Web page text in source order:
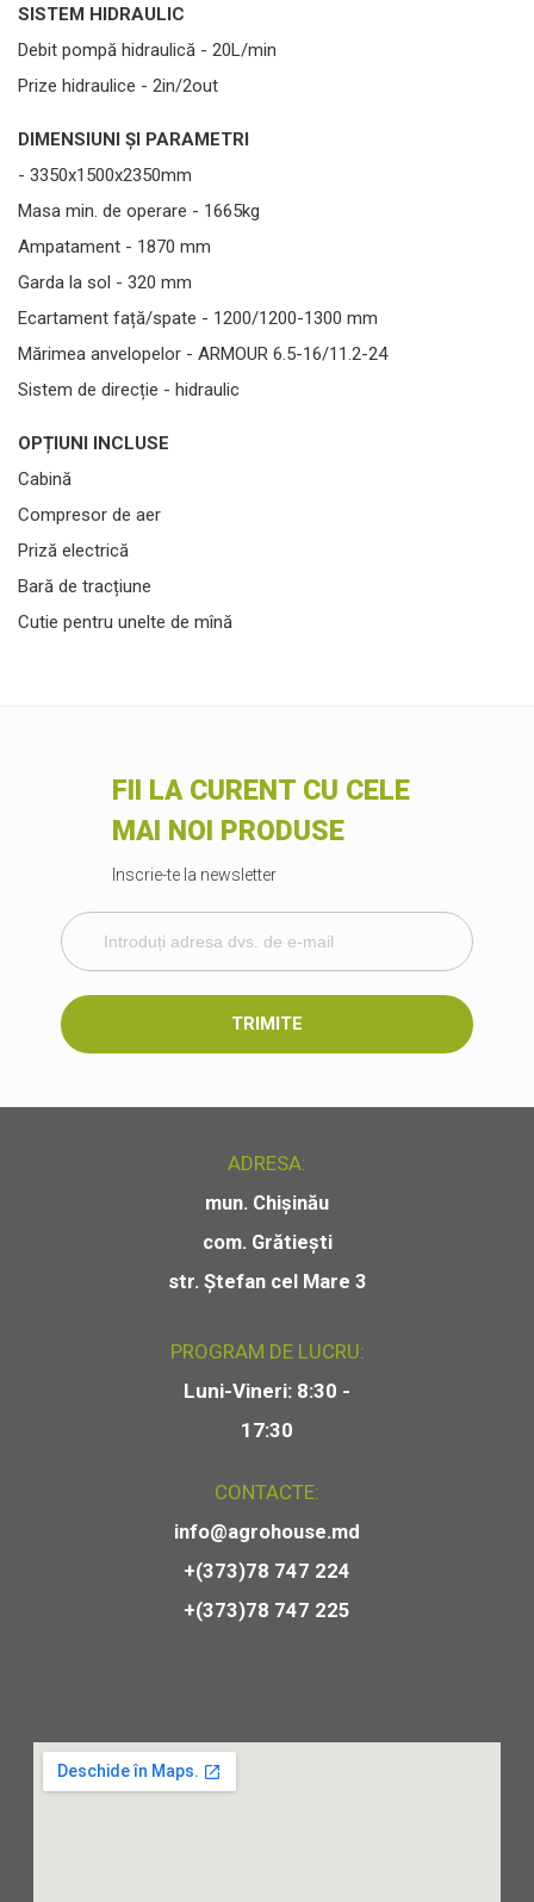
SISTEM HIDRAULIC
Debit pompă hidraulică - 20L/min
Prize hidraulice - 2in/2out
DIMENSIUNI ȘI PARAMETRI
- 3350x1500x2350mm
Masa min. de operare - 1665kg
Ampatament - 1870 mm
Garda la sol - 320 mm
Ecartament față/spate - 1200/1200-1300 mm
Mărimea anvelopelor - ARMOUR 6.5-16/11.2-24
Sistem de direcție - hidraulic
OPȚIUNI INCLUSE
Cabină
Compresor de aer
Priză electrică
Bară de tracțiune
Cutie pentru unelte de mînă
FII LA CURENT CU CELE
MAI NOI PRODUSE
Inscrie-te la newsletter
TRIMITE
ADRESA:
mun. Chișinău
com. Grătiești
str. Ștefan cel Mare 3
PROGRAM DE LUCRU:
Luni-Vineri: 8:30 -
17:30
CONTACTE:
info@agrohouse.md
+(373)78 747 224
+(373)78 747 225